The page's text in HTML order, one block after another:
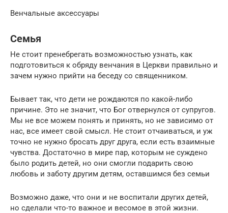
Венчальные аксессуары
Семья
Не стоит пренебрегать возможностью узнать, как
подготовиться к обряду венчания в Церкви правильно и
зачем нужно прийти на беседу со священником.
Бывает так, что дети не рождаются по какой-либо
причине. Это не значит, что Бог отвернулся от супругов.
Мы не все можем понять и принять, но не зависимо от
нас, все имеет свой смысл. Не стоит отчаиваться, и уж
точно не нужно бросать друг друга, если есть взаимные
чувства. Достаточно в мире пар, которым не суждено
было родить детей, но они смогли подарить свою
любовь и заботу другим детям, оставшимся без семьи
Возможно даже, что они и не воспитали других детей,
но сделали что-то важное и весомое в этой жизни.